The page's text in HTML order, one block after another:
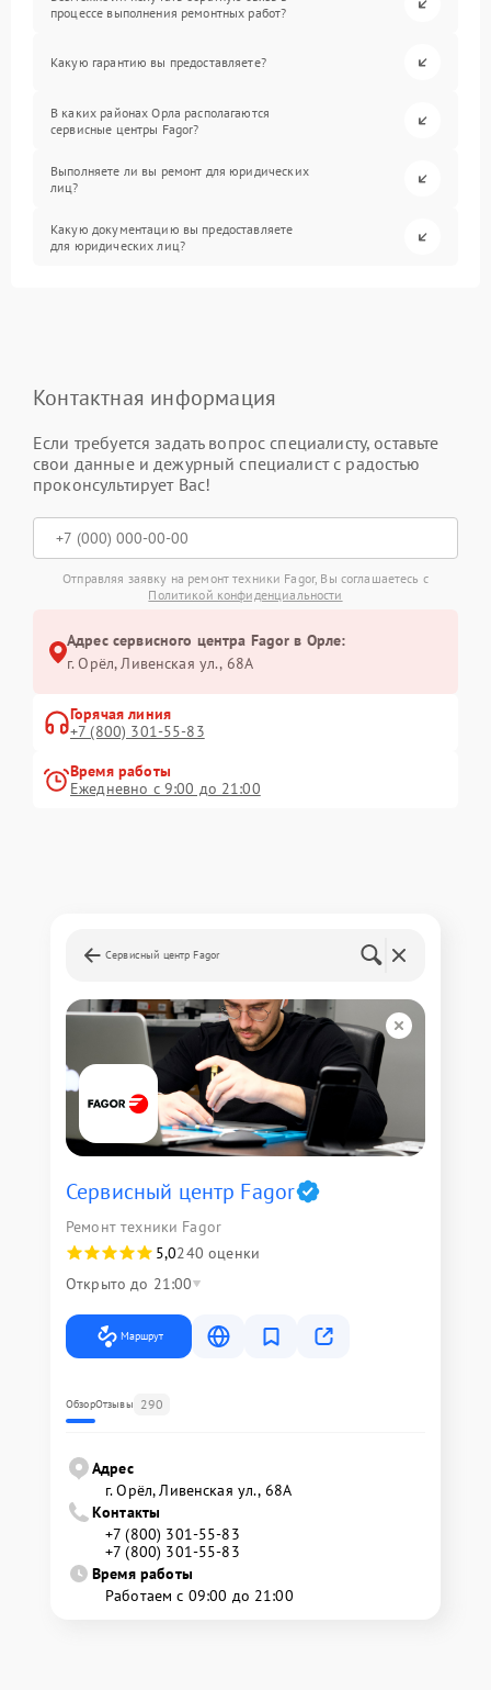
процессе выполнения ремонтных работ?
Какую гарантию вы предоставляете?
В каких районах Орла располагаются
сервисные центры Fagor?
Выполняете ли вы ремонт для юридических
лиц?
Какую документацию вы предоставляете
для юридических лиц?
Контактная информация
Если требуется задать вопрос специалисту, оставьте
свои данные и дежурный специалист с радостью
проконсультирует Вас!
Отправляя заявку на ремонт техники Fagor, Вы соглашаетесь с
Политикой конфиденциальности
Адрес сервисного центра Fagor в Орле:
г. Орёл, Ливенская ул., 68А
Горячая линия
+7 (800) 301-55-83
Время работы
Ежедневно с 9:00 до 21:00
Сервисный центр Fagor
Сервисный центр Fagor
Ремонт техники Fagor
5,0240 оценки
Открыто до 21:00
Маршрут
ОбзорОтзывы 290
Адрес
г. Орёл, Ливенская ул., 68А
Контакты
+7 (800) 301-55-83
+7 (800) 301-55-83
Время работы
Работаем с 09:00 до 21:00